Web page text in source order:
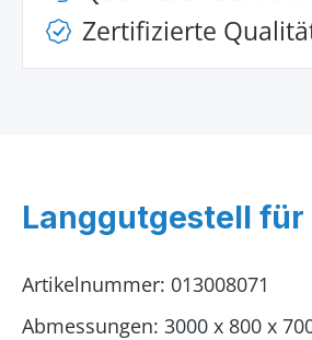
Zertifizierte
Langgutgestell
Artikelnummer: 013008071
Abmessungen: 3000 x 800 x